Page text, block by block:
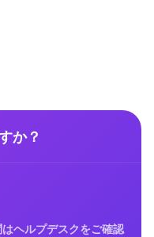
か？
ヘルプデスクをご確認